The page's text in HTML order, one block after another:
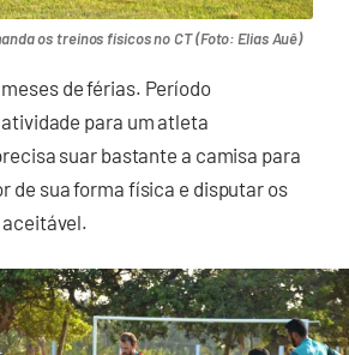
os treinos físicos no CT (Foto: Elias Auê)
de férias. Período
para um atleta
suar bastante a camisa para
de sua forma física e disputar os
aceitável.